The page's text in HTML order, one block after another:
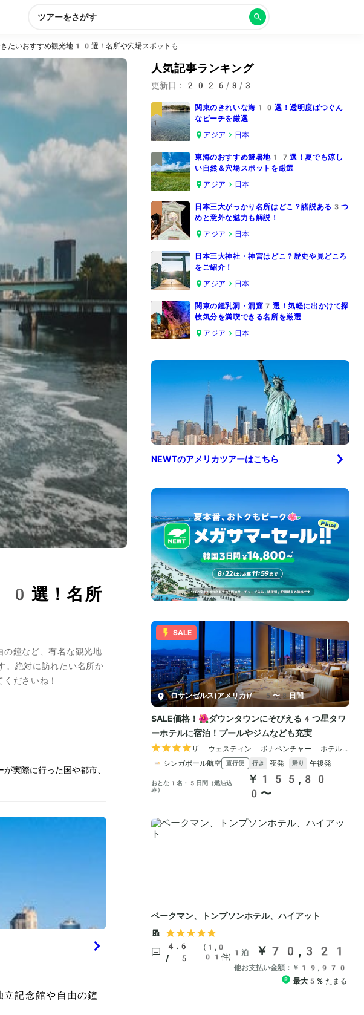
ツアーをさがす
きたいおすすめ観光地10選！名所や穴場スポットも
選！名所
の鐘など、有名な観光地
。絶対に訪れたい名所か
ださいね！
実際に行った国や都市、
記念館や自由の鐘
人気記事ランキング
更新日： 2026/8/3
1
関東のきれいな海10選！透明度ばつぐん
なビーチを厳選
アジア
日本
2
東海のおすすめ避暑地17選！夏でも涼し
い自然＆穴場スポットを厳選
アジア
日本
3
日本三大がっかり名所はどこ？諸説ある3つ
めと意外な魅力も解説！
アジア
日本
4
日本三大神社・神宮はどこ？歴史や見どころ
をご紹介！
アジア
日本
5
関東の鍾乳洞・洞窟7選！気軽に出かけて探
検気分を満喫できる名所を厳選
アジア
日本
NEWTのアメリカツアーはこちら